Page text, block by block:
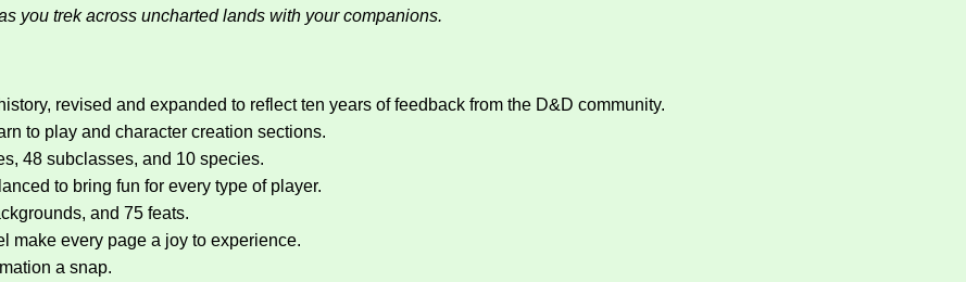
you trek across uncharted lands with your companions.
revised and expanded to reflect ten years of feedback from the D&D community.
to play and character creation sections.
48 subclasses, and 10 species.
to bring fun for every type of player.
and 75 feats.
make every page a joy to experience.
a snap.